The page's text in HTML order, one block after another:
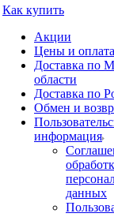
Как купить
Акции
Цены и оплата
Доставка по
области
Доставка по
Обмен и
информация
данных